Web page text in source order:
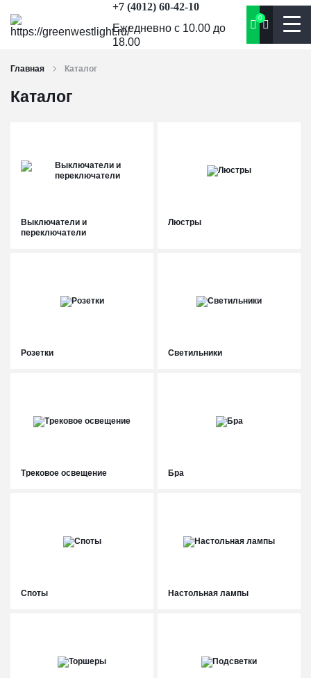
+7 (4012) 60-42-10
Ежедневно с 10.00 до
18.00
0
Главная Каталог
Каталог
Выключатели и
переключатели
Люстры
Розетки Светильники
Трековое освещение Бра
Споты Настольная лампы